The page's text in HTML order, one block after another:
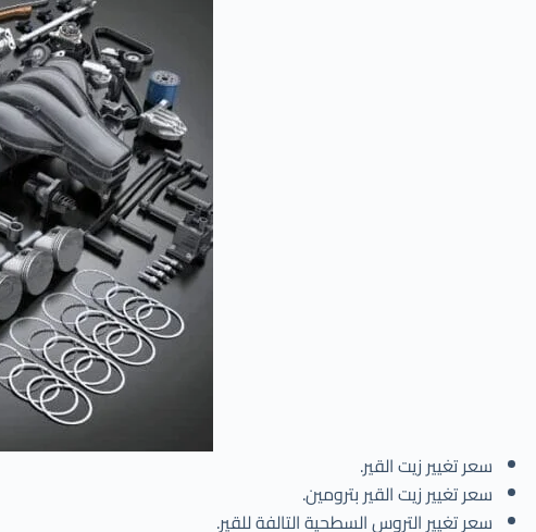
سعر تغيير زيت القير.
سعر تغيير زيت القير بترومين.
سعر تغيير التروس السطحية التالفة للقير.